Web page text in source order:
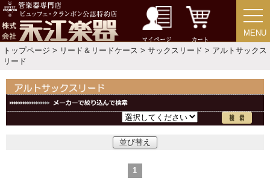
マイページ カート
MENU
MENU
トップページ > リード＆リードケース > サックスリード > アルトサックス
リード
並び替え
1